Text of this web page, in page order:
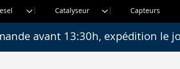
Catalyseur Capteurs
avant 13:30h, expédition le